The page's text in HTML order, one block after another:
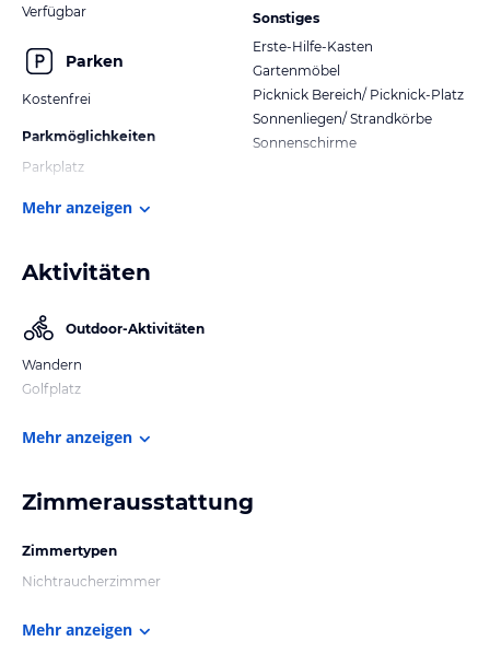
Verfügbar
Parken
Kostenfrei
Parkmöglichkeiten
Parkplatz
Sonstiges
Erste-Hilfe-Kasten
Gartenmöbel
Picknick Bereich/ Picknick-Platz
Sonnenliegen/ Strandkörbe
Sonnenschirme
Mehr anzeigen
Aktivitäten
Outdoor-Aktivitäten
Wandern
Golfplatz
Mehr anzeigen
Zimmerausstattung
Zimmertypen
Nichtraucherzimmer
Mehr anzeigen